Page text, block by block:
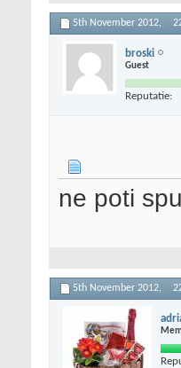
5th November 2012,
broski
Guest
Reputatie:
ne poti
5th November 2012,